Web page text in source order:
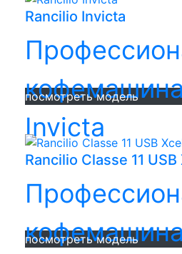
Rancilio Invicta
Invicta
посмотреть модель
Rancilio Classe 11
посмотреть модель